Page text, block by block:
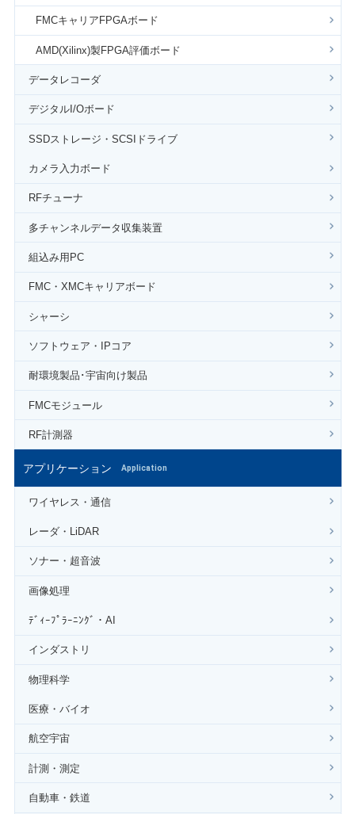
FMCキャリアFPGAボード
AMD(Xilinx)製FPGA評価ボード
データレコーダ
デジタルI/Oボード
SSDストレージ・SCSIドライブ
カメラ入力ボード
RFチューナ
多チャンネルデータ収集装置
組込み用PC
FMC・XMCキャリアボード
シャーシ
ソフトウェア・IPコア
耐環境製品･宇宙向け製品
FMCモジュール
RF計測器
アプリケーション Application
ワイヤレス・通信
レーダ・LiDAR
ソナー・超音波
画像処理
ﾃﾞｨｰﾌﾟﾗｰﾆﾝｸﾞ・AI
インダストリ
物理科学
医療・バイオ
航空宇宙
計測・測定
自動車・鉄道